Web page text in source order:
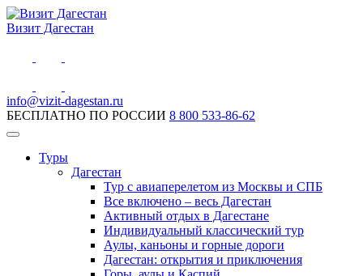
Визит Дагестан
info@vizit-dagestan.ru
БЕСПЛАТНО ПО РОССИИ 8 800 533-86-62
Туры
Дагестан
Тур с авиаперелетом из Москвы и СПБ
Все включено – весь Дагестан
Активный отдых в Дагестане
Индивидуальный классический тур
Аулы, каньоны и горные дороги
Дагестан: открытия и приключения